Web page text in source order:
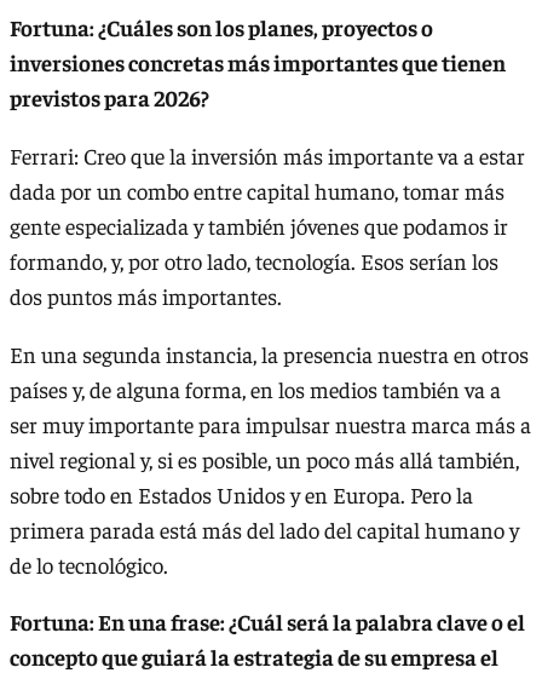
Fortuna: ¿Cuáles son los planes, proyectos o
inversiones concretas más importantes que tienen
previstos para 2026?
Ferrari: Creo que la inversión más importante va a estar
dada por un combo entre capital humano, tomar más
gente especializada y también jóvenes que podamos ir
formando, y, por otro lado, tecnología. Esos serían los
dos puntos más importantes.
En una segunda instancia, la presencia nuestra en otros
países y, de alguna forma, en los medios también va a
ser muy importante para impulsar nuestra marca más a
nivel regional y, si es posible, un poco más allá también,
sobre todo en Estados Unidos y en Europa. Pero la
primera parada está más del lado del capital humano y
de lo tecnológico.
Fortuna: En una frase: ¿Cuál será la palabra clave o el
concepto que guiará la estrategia de su empresa el